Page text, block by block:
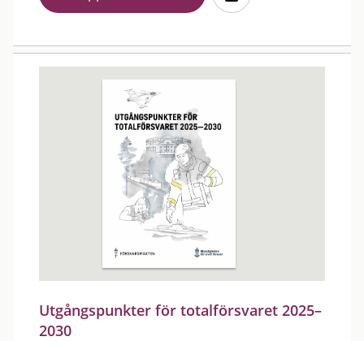
Utgångspunkter för totalförsvaret 2025–
2030